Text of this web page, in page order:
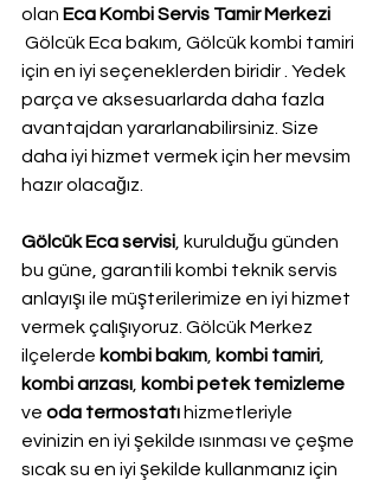
olan Eca Kombi Servis Tamir Merkezi
Gölcük Eca bakım, Gölcük kombi tamiri
için en iyi seçeneklerden biridir . Yedek
parça ve aksesuarlarda daha fazla
avantajdan yararlanabilirsiniz. Size
daha iyi hizmet vermek için her mevsim
hazır olacağız.
Gölcük Eca servisi , kurulduğu günden
bu güne, garantili kombi teknik servis
anlayışı ile müşterilerimize en iyi hizmet
vermek çalışıyoruz. Gölcük Merkez
ilçelerde kombi bakım kombi tamiri
kombi arızası kombi petek temizleme
ve oda termostatı hizmetleriyle
evinizin en iyi şekilde ısınması ve çeşme
sıcak su en iyi şekilde kullanmanız için